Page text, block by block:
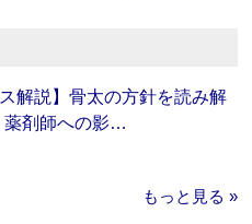
解説】骨太の方針を読み解
薬剤師への影…
もっと見る »